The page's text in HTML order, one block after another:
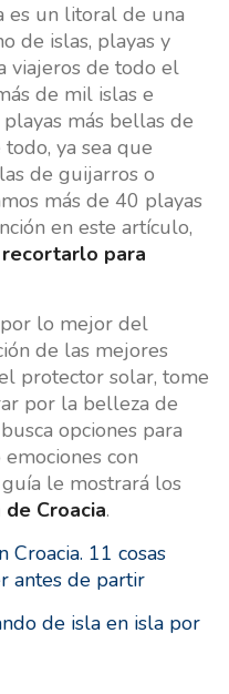
es un litoral de una
de islas, playas y
viajeros de todo el
de mil islas e
más bellas de
ya sea que
de guijarros o
más de 40 playas
en este artículo,
para
lo mejor del
de las mejores
protector solar, tome
por la belleza de
opciones para
con
le mostrará los
Croacia.
Croacia. 11 cosas
antes de partir
de isla en isla por